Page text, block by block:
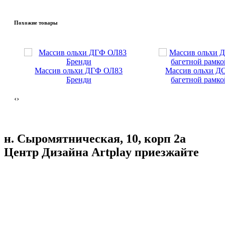
Похожие товары
Массив ольхи ДГФ ОЛ83
Бренди
Массив ольхи
багетной
‹›
н. Сыромятническая, 10, корп 2а
Центр Дизайна Artplay приезжайте